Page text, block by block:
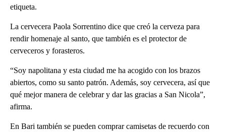
etiqueta.
La cervecera Paola Sorrentino dice que creó la cerveza para
rendir homenaje al santo, que también es el protector de
cerveceros y forasteros.
“Soy napolitana y esta ciudad me ha acogido con los brazos
abiertos, como su santo patrón. Además, soy cervecera, así que
qué mejor manera de celebrar y dar las gracias a San Nicola”,
afirma.
En Bari también se pueden comprar camisetas de recuerdo con